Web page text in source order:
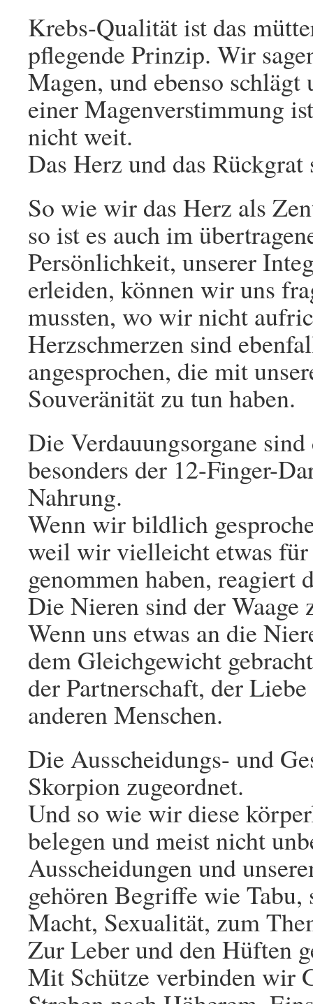
Krebs-Qualität ist das
pflegende Prinzip. Wir
Magen, und ebenso
einer Magenverstimmung
nicht weit.
Das Herz und das
So wie wir das Herz als
so ist es auch im
Persönlichkeit, unserer
erleiden, können wir uns
mussten, wo wir nicht
Herzschmerzen sind
angesprochen, die mit
Souveränität zu tun haben.
Die Verdauungsorgane
besonders der 12-Finger-
Nahrung.
Wenn wir bildlich
weil wir vielleicht etwas
genommen haben, reagiert
Die Nieren sind der Waage
Wenn uns etwas an die
dem Gleichgewicht
der Partnerschaft, der
anderen Menschen.
Die Ausscheidungs- und
Skorpion zugeordnet.
Und so wie wir diese
belegen und meist nicht
Ausscheidungen und
gehören Begriffe wie
Macht, Sexualität, zum
Zur Leber und den Hüften
Mit Schütze verbinden wir